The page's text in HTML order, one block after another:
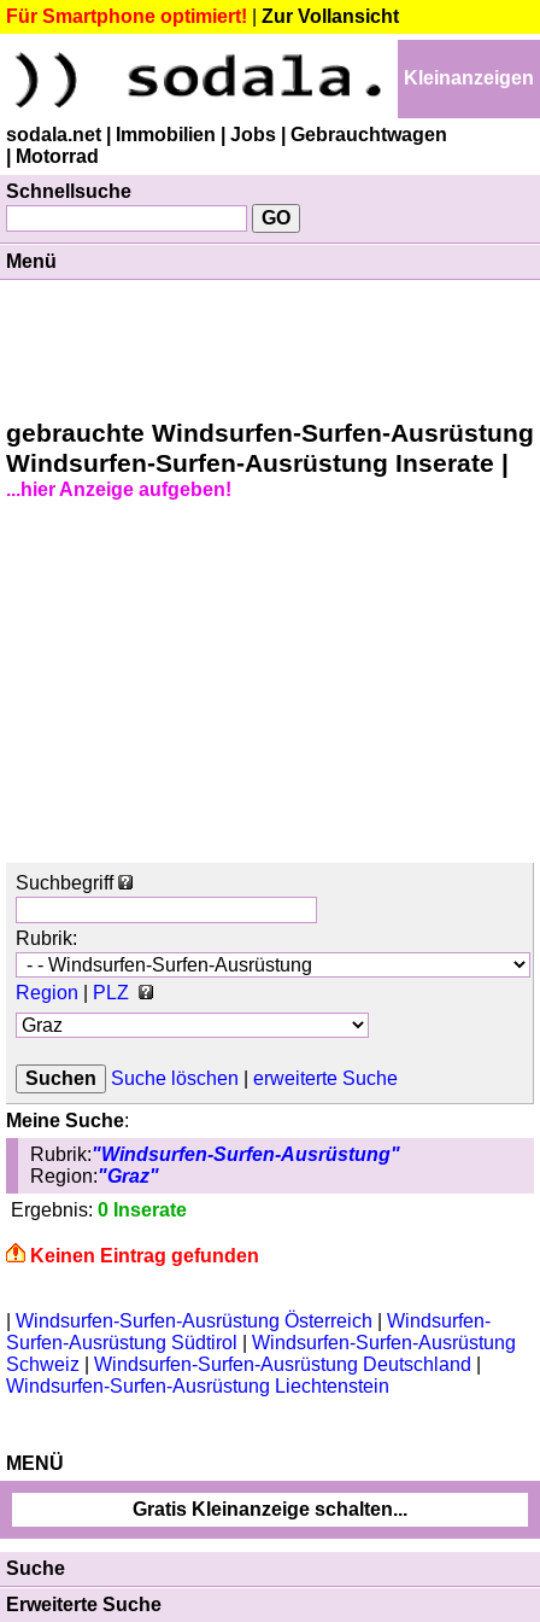
Für Smartphone optimiert! Zur Vollansicht
Kleinanzeigen
sodala.net | Immobilien | Jobs
| Gebrauchtwagen
| Motorrad
Schnellsuche
Menü
gebrauchte Windsurfen-Surfen-Ausrüstung
Windsurfen-Surfen-Ausrüstung Inserate |
...hier Anzeige aufgeben!
Suchbegriff
Rubrik:
Region PLZ
Suche löschen erweiterte Suche
Meine Suche:
Rubrik:"Windsurfen-Surfen-Ausrüstung"
Region:"Graz"
Ergebnis: 0 Inserate
Keinen Eintrag gefunden
Windsurfen-Surfen-Ausrüstung Österreich
Windsurfen-
Surfen-Ausrüstung Südtirol
Windsurfen-Surfen-Ausrüstung
Schweiz
Windsurfen-Surfen-Ausrüstung Deutschland
Windsurfen-Surfen-Ausrüstung Liechtenstein
MENÜ
Gratis Kleinanzeige schalten...
Suche
Erweiterte Suche